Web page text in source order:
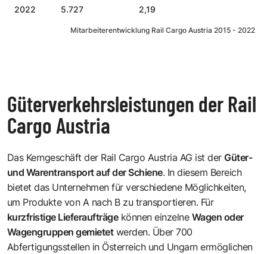
2022 5.727 2,19
Mitarbeiterentwicklung Rail Cargo Austria 2015 - 2022
Güterverkehrsleistungen der Rail
Cargo Austria
Das Kerngeschäft der Rail Cargo Austria AG ist derGüter-
und Warentransport auf der Schiene. In diesem Bereich
bietet das Unternehmen für verschiedene Möglichkeiten,
um Produkte von A nach B zu transportieren. Für
kurzfristige Lieferaufträgekönnen einzelne Wagen oder
Wagengruppen gemietetwerden. Über 700
Abfertigungsstellen in Österreich und Ungarn ermöglichen